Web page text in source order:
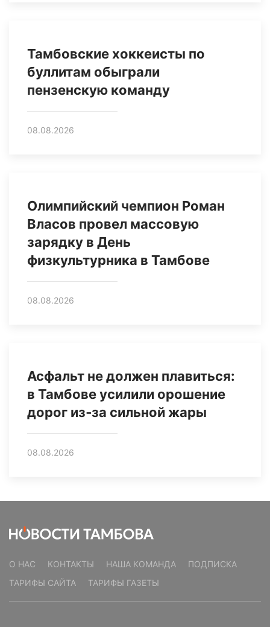
Тамбовские хоккеисты по
буллитам обыграли
пензенскую команду
08.08.2026
Олимпийский чемпион Роман
Власов провел массовую
зарядку в День
физкультурника в Тамбове
08.08.2026
Асфальт не должен плавиться:
в Тамбове усилили орошение
дорог из‑за сильной жары
08.08.2026
О НАС КОНТАКТЫ НАША КОМАНДА
ПОДПИСКА
ТАРИФЫ САЙТА
ТАРИФЫ ГАЗЕТЫ